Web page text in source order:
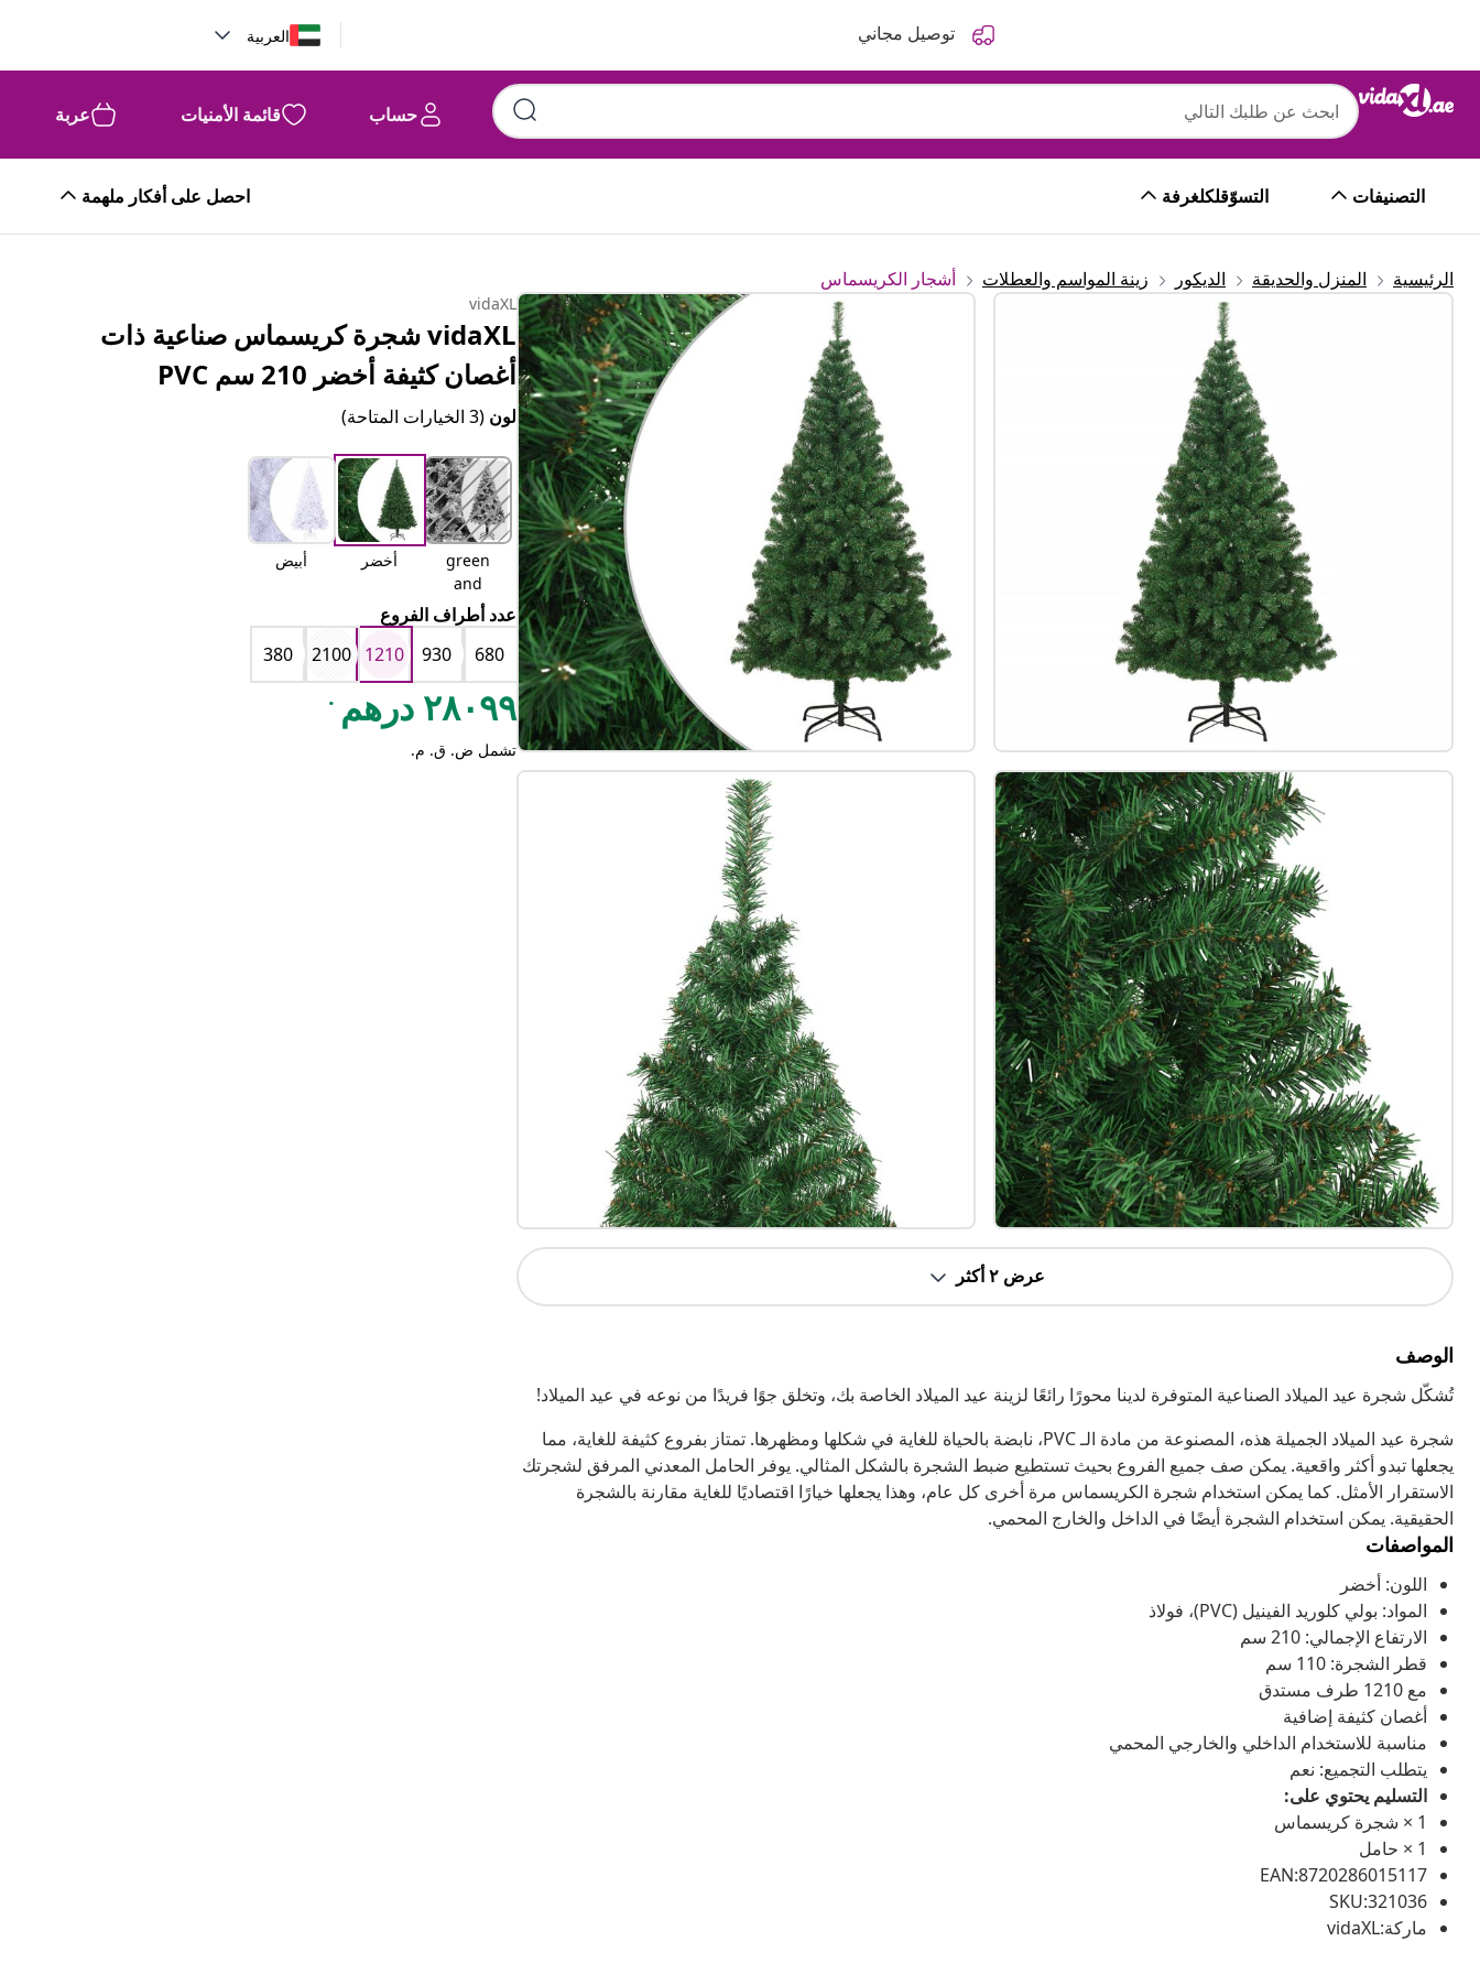
توصيل مجاني العربية
حساب قائمة الأمنيات عربة
التصنيفات التسوّقلكلغرفة احصل على أفكار ملهمة
الرئيسية المنزل والحديقة الديكور زينة المواسم والعطلات أشجار الكريسماس
عرض ٢ أكثر
الوصف
تُشكّل شجرة عيد الميلاد الصناعية المتوفرة لدينا محورًا رائعًا لزينة عيد الميلاد الخاصة بك، وتخلق جوًا فريدًا من نوعه في عيد الميلاد!
شجرة عيد الميلاد الجميلة هذه، المصنوعة من مادة الـ PVC، نابضة بالحياة للغاية في شكلها ومظهرها. تمتاز بفروع كثيفة للغاية، مما
يجعلها تبدو أكثر واقعية. يمكن صف جميع الفروع بحيث تستطيع ضبط الشجرة بالشكل المثالي. يوفر الحامل المعدني المرفق لشجرتك
الاستقرار الأمثل. كما يمكن استخدام شجرة الكريسماس مرة أخرى كل عام، وهذا يجعلها خيارًا اقتصاديًا للغاية مقارنة بالشجرة
الحقيقية. يمكن استخدام الشجرة أيضًا في الداخل والخارج المحمي.
المواصفات
اللون: أخضر
المواد: بولي كلوريد الفينيل (PVC)، فولاذ
الارتفاع الإجمالي: 210 سم
قطر الشجرة: 110 سم
مع 1210 طرف مستدق
أغصان كثيفة إضافية
مناسبة للاستخدام الداخلي والخارجي المحمي
يتطلب التجميع: نعم
التسليم يحتوي على:
1 × شجرة كريسماس
1 × حامل
EAN:8720286015117
SKU:321036
ماركة:vidaXL
vidaXL
vidaXL شجرة كريسماس صناعية ذات
أغصان كثيفة أخضر 210 سم PVC
لون(3 الخيارات المتاحة)
green
and
white
أخضر أبيض
عدد أطراف الفروع
680
930
1210
2100
380
٢٨٠٩٩ درهم .
تشمل ض. ق. م.